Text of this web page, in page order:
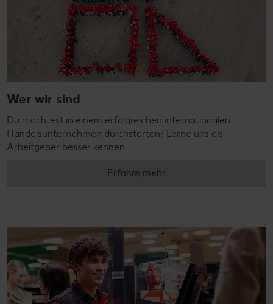
Wer wir sind
Du möchtest in einem erfolgreichen internationalen
Handelsunternehmen durchstarten? Lerne uns als
Arbeitgeber besser kennen.
Erfahre mehr